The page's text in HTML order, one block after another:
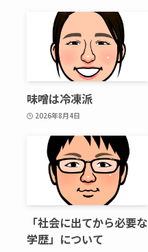
味噌は冷凍派
2026年8月4日
「社会に出てから必要な
学歴」について